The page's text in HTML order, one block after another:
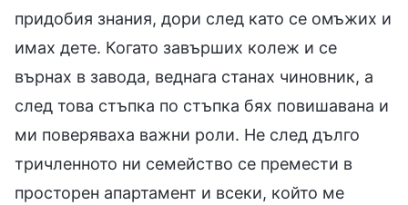
придобия знания, дори след като се омъжих и
имах дете. Когато завърших колеж и се
върнах в завода, веднага станах чиновник, а
след това стъпка по стъпка бях повишавана и
ми поверяваха важни роли. Не след дълго
тричленното ни семейство се премести в
просторен апартамент и всеки, който ме